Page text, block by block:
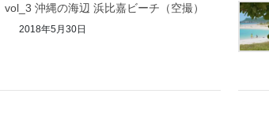
vol_3 沖縄の海辺 浜比嘉ビーチ（空撮）
2018年5月30日